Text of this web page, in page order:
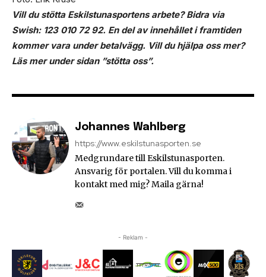
Vill du stötta Eskilstunasportens arbete? Bidra via
Swish: 123 010 72 92. En del av innehållet i framtiden
kommer vara under betalvägg. Vill du hjälpa oss mer?
Läs mer under sidan ”stötta oss”.
Johannes Wahlberg
https://www.eskilstunasporten.se
Medgrundare till Eskilstunasporten.
Ansvarig för portalen. Vill du komma i
kontakt med mig? Maila gärna!
- Reklam -